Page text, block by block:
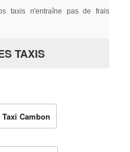
n'entraîne pas de frais
TAXIS
Taxi Cambon